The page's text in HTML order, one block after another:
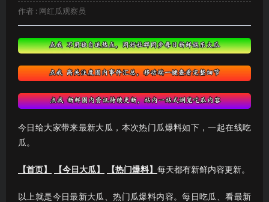
作者 : 网红瓜观察员
今日给大家带来最新大瓜，本次热门瓜爆料如下，一起在线吃
瓜。
【首页】 【今日大瓜】 【热门爆料】 每天都有新鲜内容更新。
以上就是今日最新大瓜、热门瓜爆料内容。每日吃瓜、看最新